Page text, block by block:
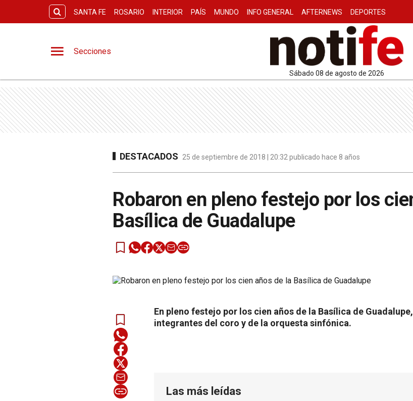
SANTA FE ROSARIO INTERIOR PAÍS MUNDO INFO GENERAL AFTERNEWS DEPORTES
Secciones
sábado 08 de agosto de 2026
DESTACADOS 25 de septiembre de 2018 | 20:32 publicado hace 8 años
Robaron en pleno festejo por los
Basílica de Guadalupe
En pleno festejo por los cien años de la Basílica de
integrantes del coro y de la orquesta sinfónica.
Las más leídas